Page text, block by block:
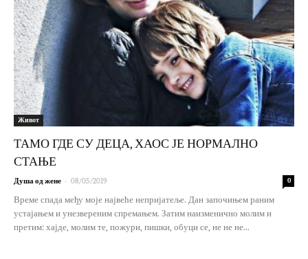
Живот
ТАМО ГДЕ СУ ДЕЦА, ХАОС ЈЕ НОРМАЛНО
СТАЊЕ
Душа од жене - 08/05/2019 0
Време спада међу моје највеће непријатеље. Дан започињем раним
устајањем и унезвереним спремањем. Затим наизменично молим и
претим: хајде, молим те, пожури, пишки, обуци се, не не не...